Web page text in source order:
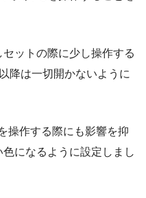
ットの際に少し操作する
降は一切開かないように
操作する際にも影響を抑
になるように設定しまし